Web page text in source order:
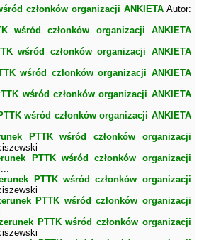
członków organizacji ANKIETAAutor:
wśród członków organizacji ANKIETA
wśród członków organizacji ANKIETA
wśród członków organizacji ANKIETA
wśród członków organizacji ANKIETA
wśród członków organizacji ANKIETA
PTTK wśród członków organizacji
PTTK wśród członków organizacji
PTTK wśród członków organizacji
PTTK wśród członków organizacji
PTTK wśród członków organizacji